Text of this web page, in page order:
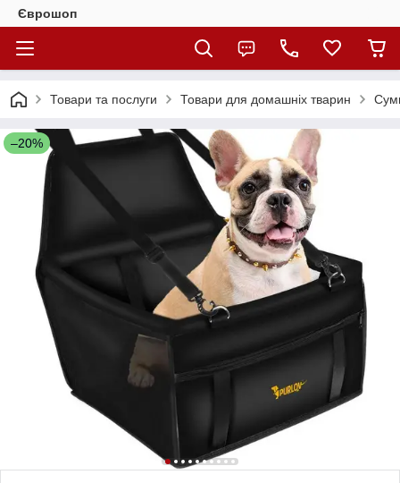
Єврошоп
Товари та послуги Товари для домашніх тварин
–20%